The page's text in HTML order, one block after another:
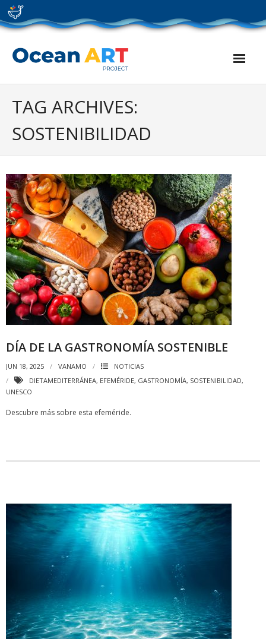
Skip
to
content
TAG ARCHIVES:
SOSTENIBILIDAD
DÍA DE LA GASTRONOMÍA SOSTENIBLE
JUN 18, 2025 VANAMO
NOTICIAS
DIETAMEDITERRÁNEA, EFEMÉRIDE, GASTRONOMÍA, SOSTENIBILIDAD,
UNESCO
Descubre más sobre esta efeméride.